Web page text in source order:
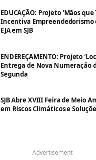
EDUCAÇÃO: Projeto ‘Mãos
Incentiva Empreendedorismo
EJA em SJB
ENDEREÇAMENTO: Projeto
Entrega de Nova Numeração
Segunda
SJB Abre XVIII Feira de Meio
em Riscos Climáticos e
Advertisement